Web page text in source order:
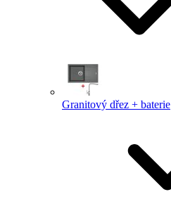
Granitový dřez + baterie